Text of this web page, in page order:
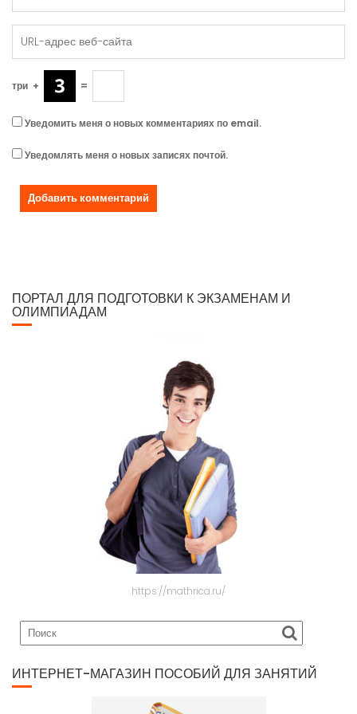
три + =
Уведомить меня о новых комментариях по email.
Уведомлять меня о новых записях почтой.
ПОРТАЛ ДЛЯ ПОДГОТОВКИ К ЭКЗАМЕНАМ И
ОЛИМПИАДАМ
https://mathrica.ru/
ИНТЕРНЕТ-МАГАЗИН ПОСОБИЙ ДЛЯ ЗАНЯТИЙ